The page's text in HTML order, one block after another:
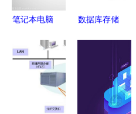
笔记本电脑
言数据基本
存储
数据库存储
代的数字核